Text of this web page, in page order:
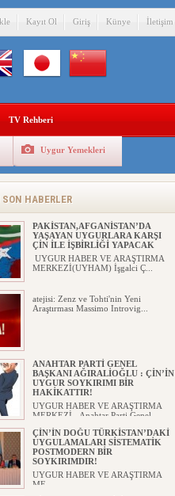
Kayıt Ol Giriş Künye İletişim
TV Rehberi
Uygur Yemekleri
SON HABERLER
ÇİN’İN “GÜVENLİK”SÖYLEMİ İLE
DOĞU TÜRKİSTAN’DA
MEŞRULAŞTIRDIĞI ÇKP DEVLET
TERÖRÜ
YILMAZ ER(habernida.com) Çin
PAKİSTAN,AFGANİSTAN’DA
YAŞAYAN UYGURLARA KARŞI
ÇİN İLE İŞBİRLİĞİ YAPACAK
UYGUR HABER VE ARAŞTIRMA
MERKEZİ(UYHAM) İşgalci Ç...
atejisi: Zenz ve Tohti'nin Yeni
Araştırması Massimo Introvig...
ANAHTAR PARTİ GENEL
BAŞKANI AĞIRALİOĞLU : ÇİN’İN
UYGUR SOYKIRIMI BİR
HAKİKATTIR!
UYGUR HABER VE ARAŞTIRMA
MERKEZİ Anahtar Parti Genel
ÇİN’İN DOĞU TÜRKİSTAN’DAKİ
UYGULAMALARI SİSTEMATİK
POSTMODERN BİR
SOYKIRIMDIR!
UYGUR HABER VE ARAŞTIRMA
ME...